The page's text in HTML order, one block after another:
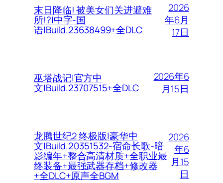
末日降临! 被美女们关进避难
所!?|中字-国
语|Build.23638499+全DLC
2026
年6月
17日
巫塔战记|官方中
文|Build.23707515+全DLC
2026年6
月15日
龙腾世纪2 终极版|豪华中
文|Build.20351532-宿命长歌-暗
影编年+整合高清材质+全职业最
终装备+最强武器存档+修改器
+全DLC+原声全BGM
2026
年6
月15
日